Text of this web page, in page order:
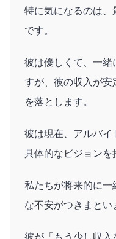
特に気になるのは、
です。
彼は優しくて、一緒
すが、彼の収入が安
を落とします。
彼は現在、アルバイ
具体的なビジョンを
私たちが将来的に一
な不安がつきまとい
彼が「もう少し収入